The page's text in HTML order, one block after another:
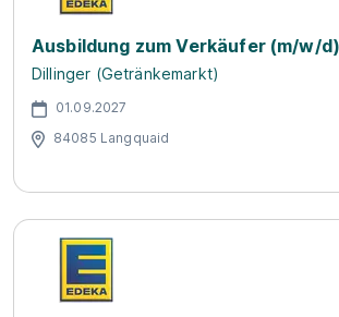
Ausbildung zum Verkäufer (m/w/d)
Dillinger (Getränkemarkt)
01.09.2027
84085 Langquaid